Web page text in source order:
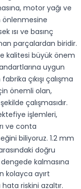
motor yağı ve
önlenmesine
ısı ve basınç
parçalardan biridir.
kalitesi büyük önem
uygun
çıkışı çalışma
önemli olan,
çalışmasıdır.
işlemleri,
ve conta
biliyoruz. 1.2 mm
doğru
dengede kalmasına
kolayca ayırt
riskini azaltır.